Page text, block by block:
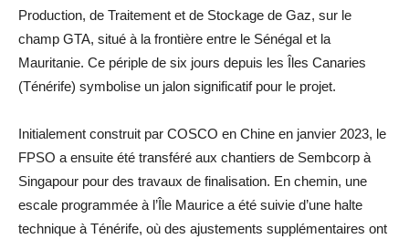
Production, de Traitement et de Stockage de Gaz, sur le
champ GTA, situé à la frontière entre le Sénégal et la
Mauritanie. Ce périple de six jours depuis les Îles Canaries
(Ténérife) symbolise un jalon significatif pour le projet.
Initialement construit par COSCO en Chine en janvier 2023, le
FPSO a ensuite été transféré aux chantiers de Sembcorp à
Singapour pour des travaux de finalisation. En chemin, une
escale programmée à l’Île Maurice a été suivie d’une halte
technique à Ténérife, où des ajustements supplémentaires ont